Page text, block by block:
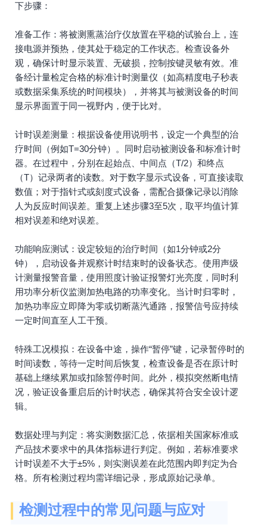
下步骤：
准备工作：将被测熏蒸治疗仪放置在平稳的试验台上，连
接电源并预热，使其处于稳定的工作状态。检查设备外
观，确保计时显示装置、无破损，控制按键灵敏有效。准
备经计量检定合格的标准计时测量仪（如高精度电子秒表
或数据采集系统的时间模块），并将其与被测设备的时间
显示界面置于同一视野内，便于比对。
计时误差测量：根据设备使用说明书，设定一个典型的治
疗时间（例如T=30分钟）。同时启动被测设备和标准计时
器。在过程中，分别在起始点、中间点（T/2）和终点
（T）记录两者的读数。对于数字显示式设备，可直接读取
数值；对于指针式或刻度式设备，需配合摄像记录以消除
人为反应时间误差。重复上述步骤3至5次，取平均值计算
相对误差和绝对误差。
功能响应测试：设定较短的治疗时间（如1分钟或2分
钟），启动设备并观察计时结束时的设备状态。使用声级
计测量报警音量，使用照度计验证报警灯光亮度，同时利
用功率分析仪监测加热电路的功率变化。当计时归零时，
加热功率应立即降为零或切断蒸汽通路，报警信号应持续
一定时间直至人工干预。
特殊工况模拟：在设备中途，操作“暂停”键，记录暂停时的
时间读数，等待一定时间后恢复，检查设备是否在原计时
基础上继续累加或扣除暂停时间。此外，模拟突然断电情
况，验证设备重启后的计时状态，确保其符合安全设计逻
辑。
数据处理与判定：将实测数据汇总，依据相关国家标准或
产品技术要求中的具体指标进行判定。例如，若标准要求
计时误差不大于±5%，则实测误差在此范围内即判定为合
格。所有检测过程均需详细记录，形成原始记录单。
检测过程中的常见问题与应对